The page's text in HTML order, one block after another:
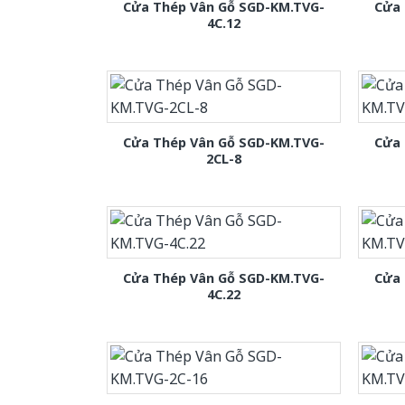
Cửa Thép Vân Gỗ SGD-KM.TVG-
4C.12
Cửa
Cửa Thép Vân Gỗ SGD-KM.TVG-
2CL-8
Cửa
Cửa Thép Vân Gỗ SGD-KM.TVG-
4C.22
Cửa